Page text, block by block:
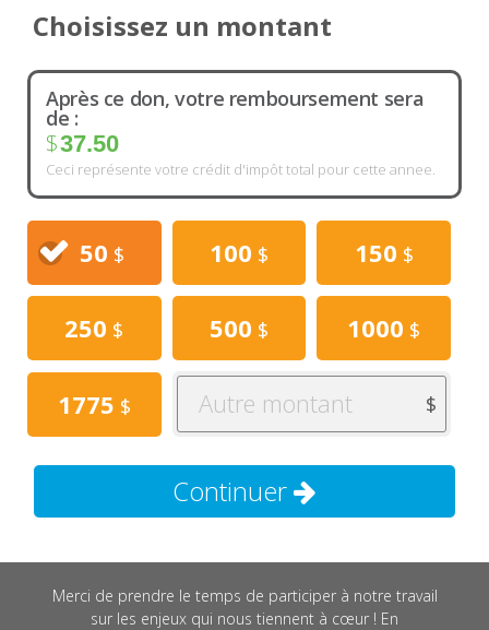
Choisissez un montant
Après ce don, votre remboursement sera
de :
$37.50
Ceci représente votre crédit d'impôt total pour cette annee.
50 $ 100 $ 150 $
250 $ 500 $ 1000 $
1775 $ Autre montant $
Continuer
Merci de prendre le temps de participer à notre travail
sur les enjeux qui nous tiennent à cœur ! En